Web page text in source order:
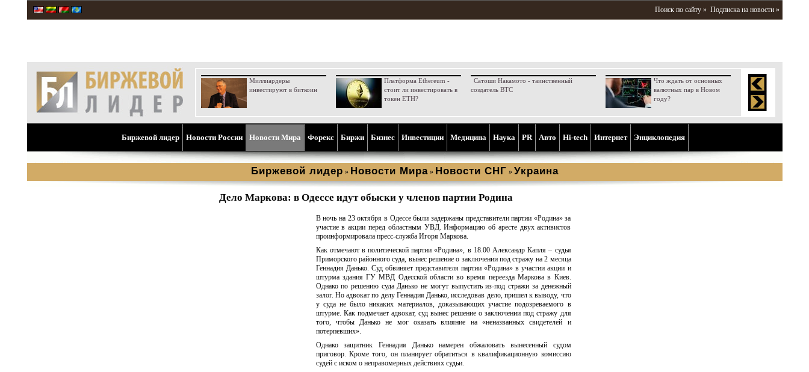
Поиск по сайту » Подписка на новости »
Миллиардеры
инвестируют в биткоин
Платформа Ethereum -
стоит ли инвестировать в
токен ETH?
Сатоши Накамото - таинственный
создатель BTC
Что ждать от основных
валютных пар в Новом
году?
Биржевой лидер Новости России Новости Мира Форекс Биржи Бизнес Инвестиции Медицина Наука PR Aвто Hi-tech Интернет Энциклопедия
Биржевой лидер » Новости Мира » Новости СНГ » Украина
Дело Маркова: в Одессе идут обыски у членов партии Родина
В ночь на 23 октября в Одессе были задержаны представители партии «Родина» за
участие в акции перед областным УВД. Информацию об аресте двух активистов
проинформировала пресс-служба Игоря Маркова.
Как отмечают в политической партии «Родина», в 18.00 Александр Капля – судья
Приморского районного суда, вынес решение о заключении под стражу на 2 месяца
Геннадия Данько. Суд обвиняет представителя партии «Родина» в участии акции и
штурма здания ГУ МВД Одесской области во время переезда Маркова в Киев.
Однако по решению суда Данько не могут выпустить из-под стражи за денежный
залог. Но адвокат по делу Геннадия Данько, исследовав дело, пришел к выводу, что
у суда не было никаких материалов, доказывающих участие подозреваемого в
штурме. Как подмечает адвокат, суд вынес решение о заключении под стражу для
того, чтобы Данько не мог оказать влияние на «неназванных свидетелей и
потерпевших».
Однако защитник Геннадия Данько намерен обжаловать вынесенный судом
приговор. Кроме того, он планирует обратиться в квалификационную комиссию
судей с иском о неправомерных действиях судьи.